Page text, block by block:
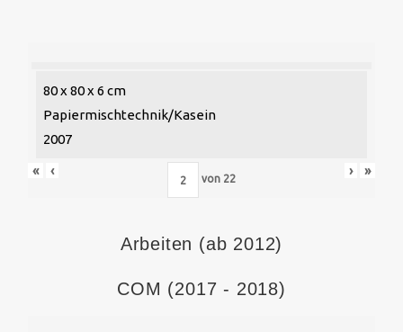
80 x 80 x 6 cm
Papiermischtechnik/Kasein
2007
« ‹
von 22
› »
Arbeiten (ab 2012)
COM (2017 - 2018)